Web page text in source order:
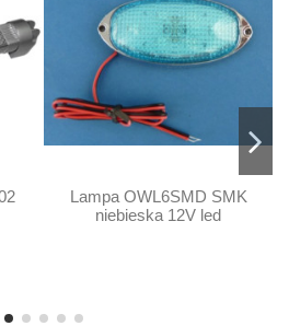
Lampa OWL6SMD SMK
niebieska 12V led